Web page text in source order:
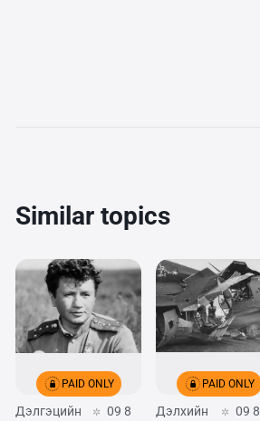
Similar topics
PAID ONLY
Дэлгэцийн
09 8
PAID ONLY
Дэлхийн
09 8